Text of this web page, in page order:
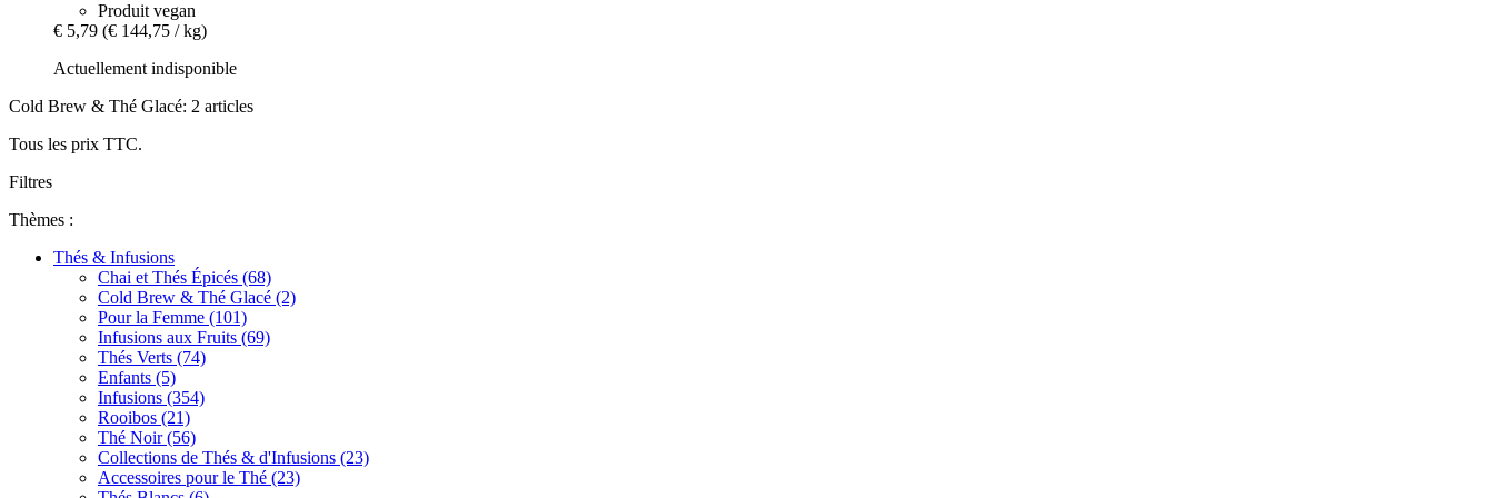
Produit vegan
€ 5,79 (€ 144,75 / kg)
Actuellement indisponible
Cold Brew & Thé Glacé: 2 articles
Tous les prix TTC.
Filtres
Thèmes :
Thés & Infusions
Chai et Thés Épicés (68)
Cold Brew & Thé Glacé (2)
Pour la Femme (101)
Infusions aux Fruits (69)
Thés Verts (74)
Enfants (5)
Infusions (354)
Rooibos (21)
Thé Noir (56)
Collections de Thés & d'Infusions (23)
Accessoires pour le Thé (23)